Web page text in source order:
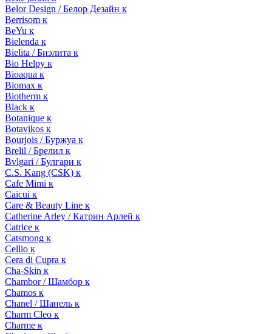
Belor Design / Белор Дезайн к
Berrisom к
BeYu к
Bielenda к
Bielita / Биэлита к
Bio Helpy к
Bioaqua к
Biomax к
Biotherm к
Black к
Botanique к
Botavikos к
Bourjois / Буржуа к
Brelil / Брелил к
Bvlgari / Булгари к
C.S. Kang (CSK) к
Cafe Mimi к
Caicui к
Care & Beauty Line к
Catherine Arley / Катрин Арлей к
Catrice к
Catsmong к
Cellio к
Cera di Cupra к
Cha-Skin к
Chambor / Шамбор к
Chamos к
Chanel / Шанель к
Charm Cleo к
Charme к